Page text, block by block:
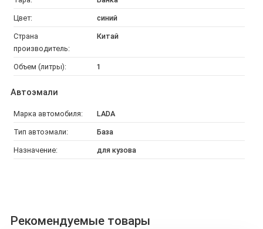
Цвет: синий
Страна
производитель:
Китай
Объем (литры): 1
Автоэмали
Марка автомобиля: LADA
Тип автоэмали: База
Назначение: для кузова
Рекомендуемые товары